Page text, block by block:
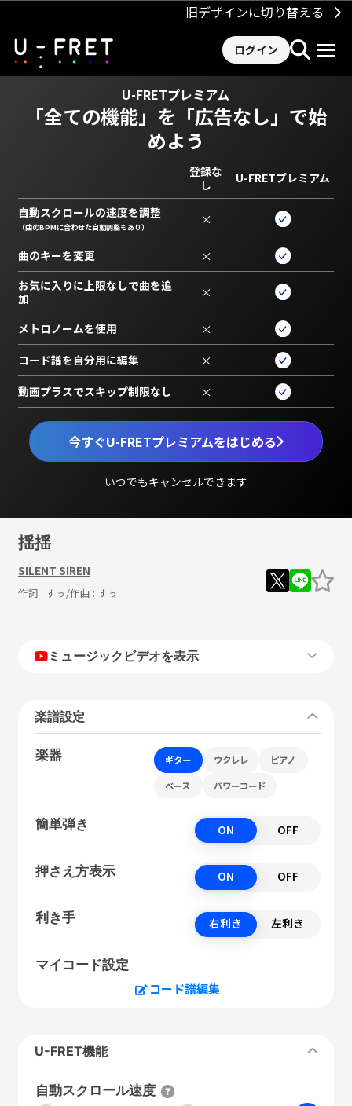
旧デザインに切り替える
ログイン
U-FRETプレミアム
「全ての機能」を 「広告なし」で始
めよう
今すぐU-FRETプレミアムをはじめる
いつでもキャンセルできます
登録な
し
U-FRETプレミアム
自動スクロールの速度を調整
（曲のBPMに合わせた自動調整もあり） ×
曲のキーを変更 ×
お気に入りに上限なしで曲を追
加
×
メトロノームを使用 ×
コード譜を自分用に編集 ×
動画プラスでスキップ制限なし ×
揺揺
SILENT SIREN
作詞 : すぅ /作曲 : すぅ
ミュージックビデオを表示
楽譜設定
楽器 ギター ウクレレ ピアノ
ベース パワーコード
簡単弾き ON OFF
押さえ方表示 ON OFF
利き手 右利き 左利き
マイコード設定
コード譜編集
U-FRET機能
自動スクロール速度